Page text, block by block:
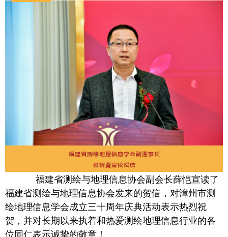
福建省测绘与地理信息协会副会长薛恺宣读了
福建省测绘与地理信息协会发来的贺信，对漳州市测
绘地理信息学会成立三十周年庆典活动表示热烈祝
贺，并对长期以来执着和热爱测绘地理信息行业的各
位同仁表示诚挚的敬意！